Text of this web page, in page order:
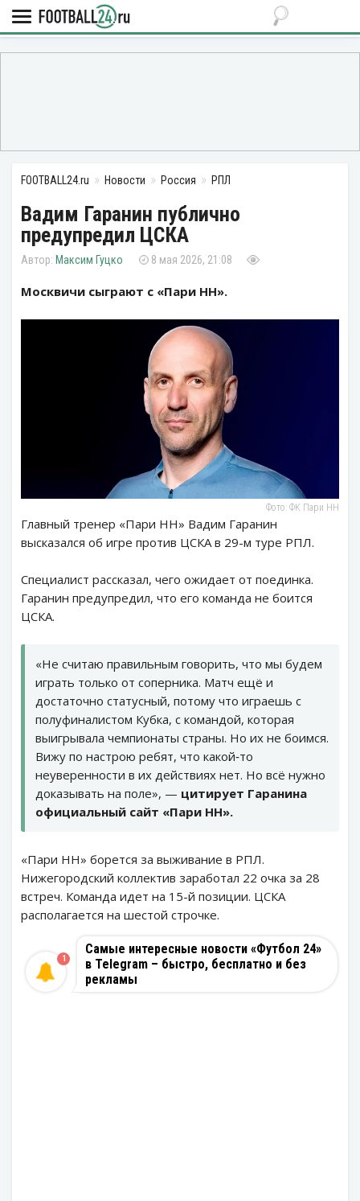
FOOTBALL24.ru Новости Россия РПЛ
Вадим Гаранин публично
предупредил ЦСКА
Максим Гуцко 8 мая 2026, 21:08
Москвичи сыграют с «Пари НН».
Фото: ФК Пари НН
Главный тренер «Пари НН» Вадим Гаранин
высказался об игре против ЦСКА в 29-м туре РПЛ.
Специалист рассказал, чего ожидает от поединка.
Гаранин предупредил, что его команда не боится
ЦСКА.
«Не считаю правильным говорить, что мы будем
играть только от соперника. Матч ещё и
достаточно статусный, потому что играешь с
полуфиналистом Кубка, с командой, которая
выигрывала чемпионаты страны. Но их не боимся.
Вижу по настрою ребят, что какой‑то
неуверенности в их действиях нет. Но всё нужно
доказывать на поле», — цитирует Гаранина
официальный сайт «Пари НН».
«Пари НН» борется за выживание в РПЛ.
Нижегородский коллектив заработал 22 очка за 28
встреч. Команда идет на 15-й позиции. ЦСКА
располагается на шестой строчке.
Самые интересные новости «Футбол 24»
в Telegram – быстро, бесплатно и без
рекламы
1